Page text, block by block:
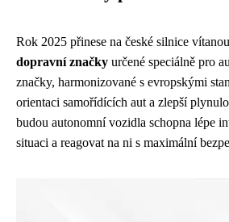
Rok 2025 přinese na české silnice
dopravní značky určené speciálně pro
značky, harmonizované s evropskými
orientaci samořídících aut a zlepší
budou autonomní vozidla schopna lépe
situaci a reagovat na ni s maximální